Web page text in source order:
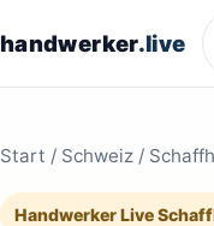
handwerker.live
Start / Schweiz /
Handwerker Live